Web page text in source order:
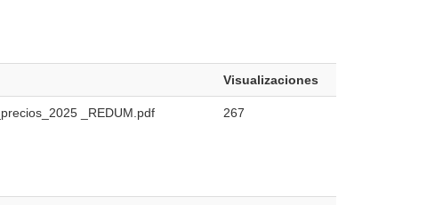
Visualizaciones
_REDUM.pdf 267